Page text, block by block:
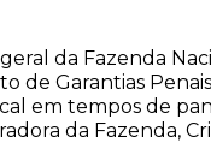
da Fazenda
de Garantias
em tempos de
da Fazenda,